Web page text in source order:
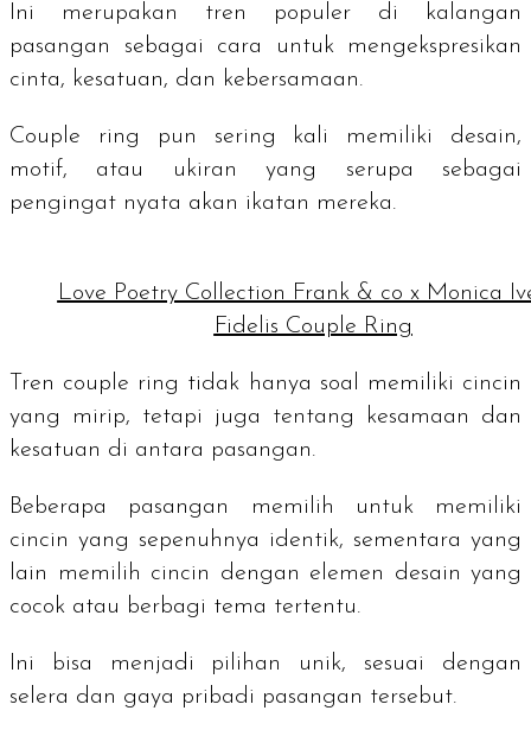
Ini merupakan tren populer di kalangan
pasangan sebagai cara untuk mengekspresikan
cinta, kesatuan, dan kebersamaan.
Couple ring pun sering kali memiliki desain,
motif, atau ukiran yang serupa sebagai
pengingat nyata akan ikatan mereka.
Love Poetry Collection Frank & co x Monica
Fidelis Couple Ring
Tren couple ring tidak hanya soal memiliki cincin
yang mirip, tetapi juga tentang kesamaan dan
kesatuan di antara pasangan.
Beberapa pasangan memilih untuk memiliki
cincin yang sepenuhnya identik, sementara yang
lain memilih cincin dengan elemen desain yang
cocok atau berbagi tema tertentu.
Ini bisa menjadi pilihan unik, sesuai dengan
selera dan gaya pribadi pasangan tersebut.